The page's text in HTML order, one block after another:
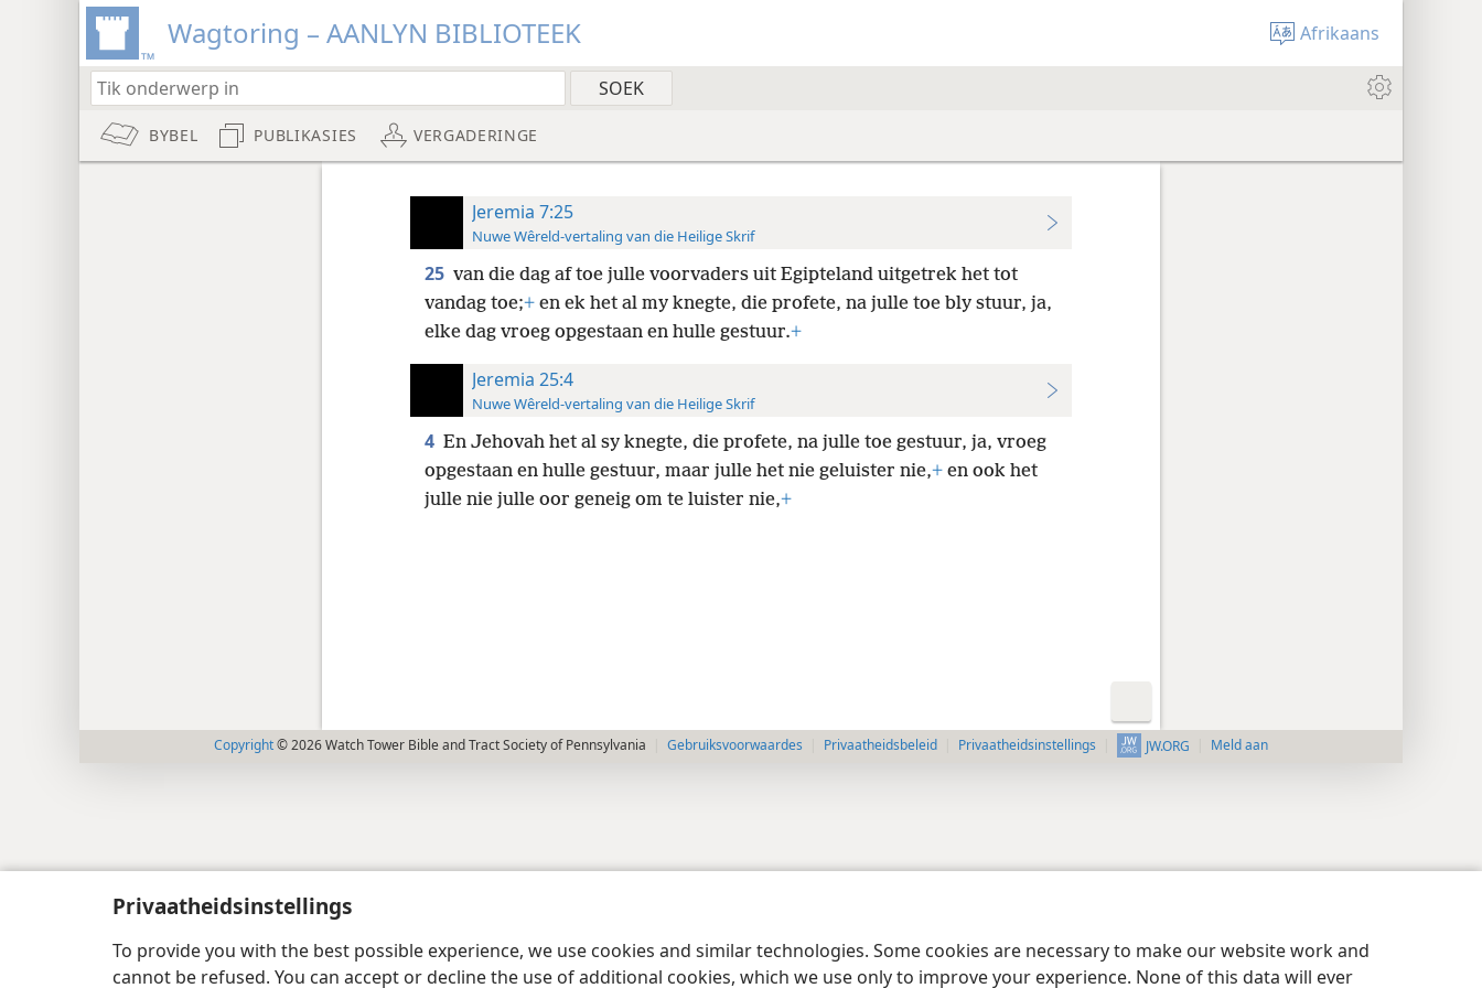
Privaatheidsinstellings
To provide you with the best possible experience, we use cookies and similar technologies. Some cookies are necessary to make our website work and
cannot be refused. You can accept or decline the use of additional cookies, which we use only to improve your experience. None of this data will ever
Wagtoring – AANLYN BIBLIOTEEK Afrikaans
BYBEL PUBLIKASIES VERGADERINGE
Jeremia 7:25
Nuwe Wêreld-vertaling van die Heilige Skrif
25 van die dag af toe julle voorvaders uit Egipteland uitgetrek het tot
vandag toe;+en ek het al my knegte, die profete, na julle toe bly stuur, ja,
elke dag vroeg opgestaan en hulle gestuur.+
Jeremia 25:4
Nuwe Wêreld-vertaling van die Heilige Skrif
4 En Jehovah het al sy knegte, die profete, na julle toe gestuur, ja, vroeg
opgestaan en hulle gestuur, maar julle het nie geluister nie,+en ook het
julle nie julle oor geneig om te luister nie,+
Copyright© 2026 Watch Tower Bible and Tract Society of Pennsylvania Gebruiksvoorwaardes Privaatheidsbeleid Privaatheidsinstellings JW.ORG Meld aan